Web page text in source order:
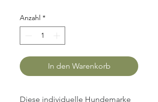
Anzahl *
In den Warenkorb
Diese individuelle Hundemarke